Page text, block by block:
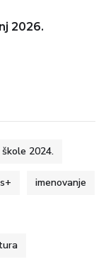
2026.
2024.
imenovanje